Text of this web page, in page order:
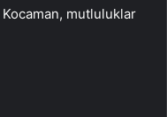
mutluluklar